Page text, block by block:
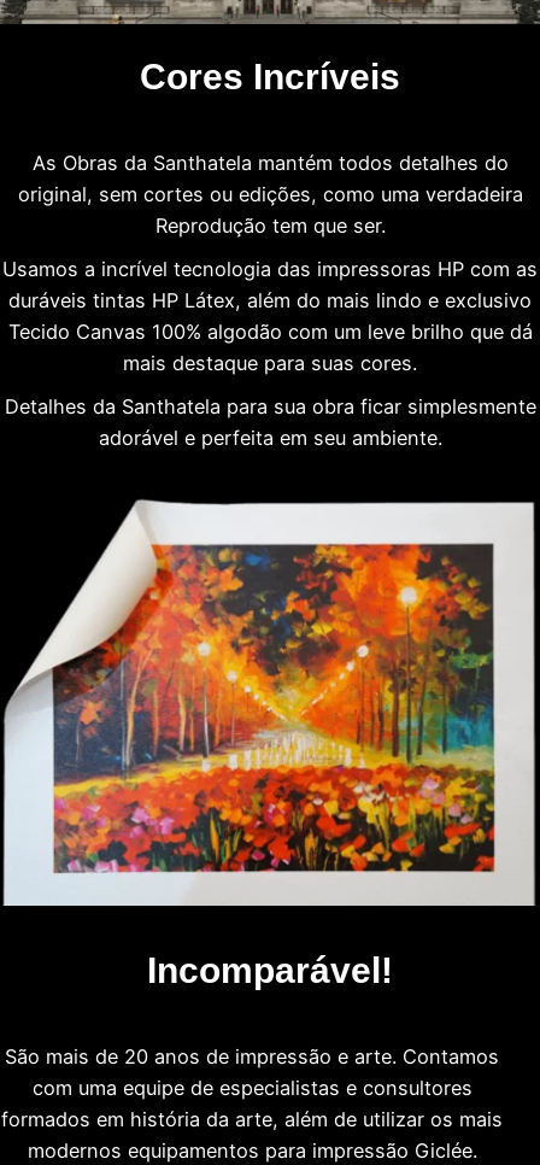
Cores Incríveis
As Obras da Santhatela mantém todos detalhes do
original, sem cortes ou edições, como uma verdadeira
Reprodução tem que ser.
Usamos a incrível tecnologia das impressoras HP com as
duráveis tintas HP Látex, além do mais lindo e exclusivo
Tecido Canvas 100% algodão com um leve brilho que dá
mais destaque para suas cores.
Detalhes da Santhatela para sua obra ficar simplesmente
adorável e perfeita em seu ambiente.
Incomparável!
São mais de 20 anos de impressão e arte. Contamos
com uma equipe de especialistas e consultores
formados em história da arte, além de utilizar os mais
modernos equipamentos para impressão Giclée.